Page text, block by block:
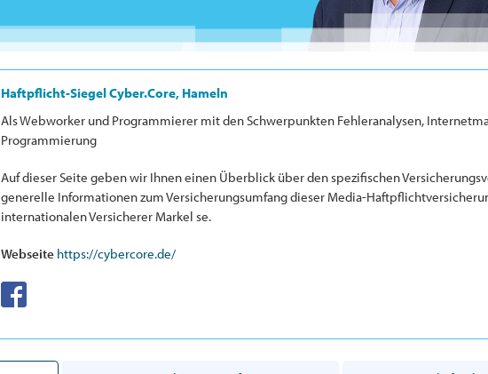
Haftpflicht-Siegel Cyber.Core, Hameln
Als Webworker und Programmierer mit den Schwerpunkten Fehleranalysen,
Programmierung
Auf dieser Seite geben wir Ihnen einen Überblick über den spezifischen
generelle Informationen zum Versicherungsumfang dieser Media-
internationalen Versicherer Markel se.
Webseite https://cybercore.de/